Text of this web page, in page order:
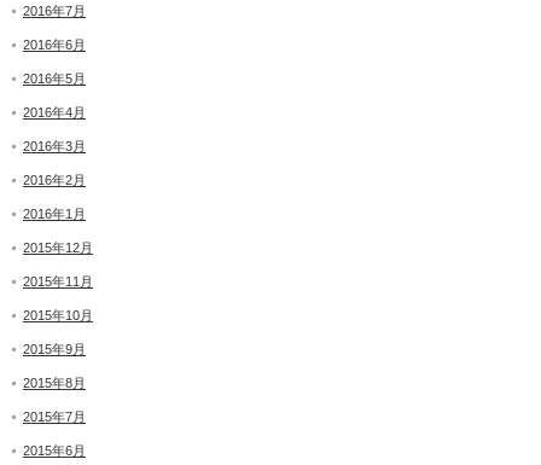
2016年7月
2016年6月
2016年5月
2016年4月
2016年3月
2016年2月
2016年1月
2015年12月
2015年11月
2015年10月
2015年9月
2015年8月
2015年7月
2015年6月